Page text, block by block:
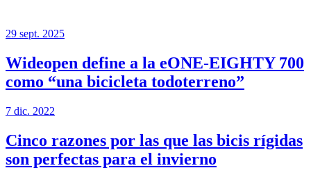
29 sept. 2025
Wideopen define a la eONE-EIGHTY 700
como “una bicicleta todoterreno”
7 dic. 2022
Cinco razones por las que las bicis rígidas
son perfectas para el invierno